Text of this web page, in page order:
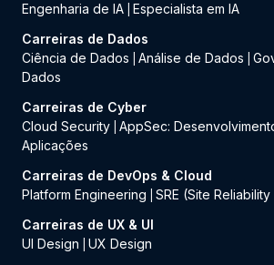
Engenharia de IA Especialista em IA
Carreiras de Dados
Ciência de Dados
Análise de Dados
Dados
Carreiras de Cyber
Cloud Security AppSec:
Aplicações
Carreiras de DevOps & Cloud
Platform Engineering
SRE (Site
Carreiras de UX & UI
UI Design
UX Design